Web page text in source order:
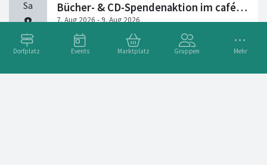
Dorfplatz Events Marktplatz Gruppen Mehr
Bücher- & CD-Spendenaktion im café arte
Havixbeck Witold W.
Anziehungspunkt geöffnet